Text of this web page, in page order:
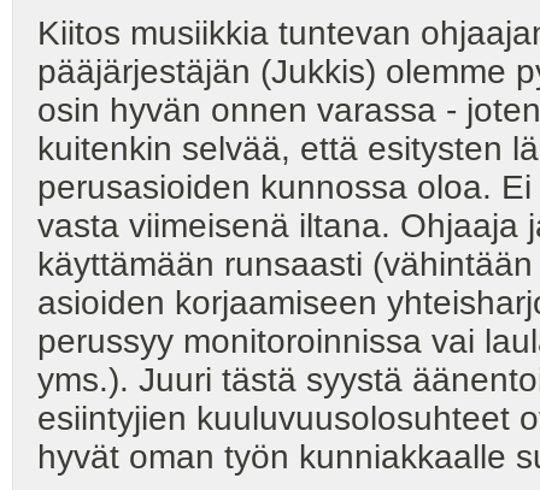
Kiitos musiikkia tuntevan
pääjärjestäjän (Jukkis) olemme
osin hyvän onnen varassa -
kuitenkin selvää, että esitysten
perusasioiden kunnossa oloa.
vasta viimeisenä iltana. Ohjaaja
käyttämään runsaasti
asioiden korjaamiseen
perussyy monitoroinnissa vai
yms.). Juuri tästä syystä
esiintyjien kuuluvuusolosuhteet
hyvät oman työn kunniakkaalle